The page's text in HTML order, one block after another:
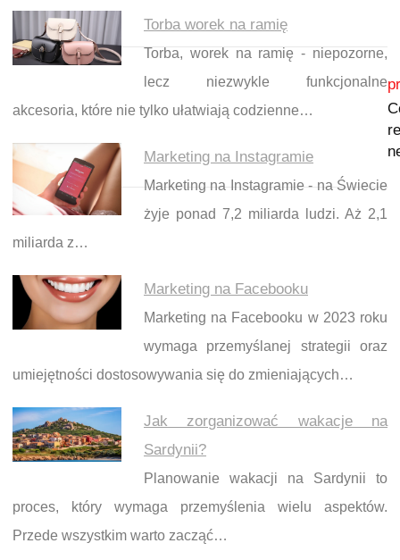
Torba worek na ramię
Torba, worek na ramię - niepozorne,
lecz niezwykle funkcjonalne
akcesoria, które nie tylko ułatwiają codzienne…
Marketing na Instagramie
Marketing na Instagramie - na Świecie
żyje ponad 7,2 miliarda ludzi. Aż 2,1
miliarda z…
Marketing na Facebooku
Marketing na Facebooku w 2023 roku
wymaga przemyślanej strategii oraz
umiejętności dostosowywania się do zmieniających…
Jak zorganizować wakacje na
Sardynii?
Planowanie wakacji na Sardynii to
proces, który wymaga przemyślenia wielu aspektów.
Przede wszystkim warto zacząć…
Nawigacja wpisu